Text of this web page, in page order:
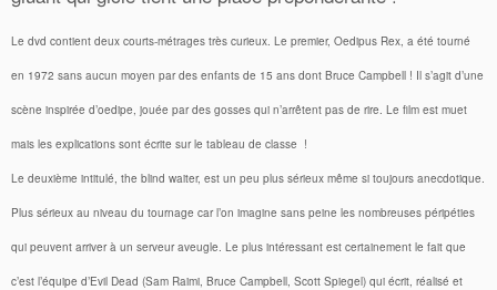
Le dvd contient deux courts-métrages très curieux. Le premier, Oedipus Rex, a été tourné
en 1972 sans aucun moyen par des enfants de 15 ans dont Bruce Campbell ! Il s’agit d’une
scène inspirée d’oedipe, jouée par des gosses qui n’arrêtent pas de rire. Le film est muet
mais les explications sont écrite sur le tableau de classe !
Le deuxième intitulé, the blind waiter, est un peu plus sérieux même si toujours anecdotique.
Plus sérieux au niveau du tournage car l’on imagine sans peine les nombreuses péripéties
qui peuvent arriver à un serveur aveugle. Le plus intéressant est certainement le fait que
c’est l’équipe d’Evil Dead (Sam Raimi, Bruce Campbell, Scott Spiegel) qui écrit, réalisé et